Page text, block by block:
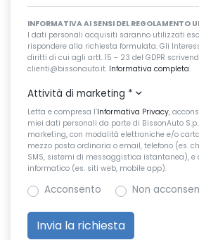
INFORMATIVA AI SENSI DEL REGOLAMENTO
I dati personali acquisiti saranno utilizzati
rispondere alla richiesta formulata. Gli
diritti di cui agli artt. 15 - 23 del GDPR
clienti@bissonauto.it. Informativa completa.
Attività di marketing *
Letta e compresa l’Informativa Privacy,
miei dati personali da parte di BissonAuto
marketing, con modalità elettroniche e/o
mezzo posta ordinaria o email, telefono (es.
SMS, sistemi di messaggistica istantanea),
informatico (es. siti web, mobile app).
Acconsento Non